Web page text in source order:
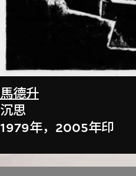
馬德升
沉思
1979年，2005年印